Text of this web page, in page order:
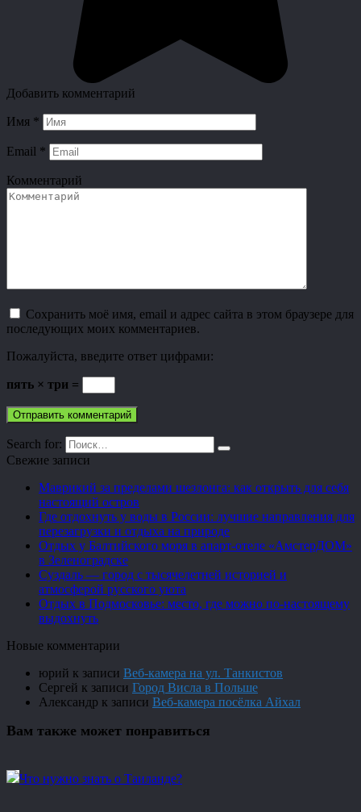
Добавить комментарий
Имя *
Email *
Комментарий
Сохранить моё имя, email и адрес сайта в этом браузере для
последующих моих комментариев.
Пожалуйста, введите ответ цифрами:
пять × три =
Search for:
Свежие записи
Маврикий за пределами шезлонга: как открыть для себя
настоящий остров
Где отдохнуть у воды в России: лучшие направления для
перезагрузки и отдыха на природе
Отдых у Балтийского моря в апарт-отеле «АмстерДОМ»
в Зеленоградске
Суздаль — город с тысячелетней историей и
атмосферой русского уюта
Отдых в Подмосковье: место, где можно по-настоящему
выдохнуть
Новые комментарии
юрий к записи Веб-камера на ул. Танкистов
Сергей к записи Город Висла в Польше
Александр к записи Веб-камера посёлка Айхал
Вам также может понравиться
Что нужно знать о Таиланде?